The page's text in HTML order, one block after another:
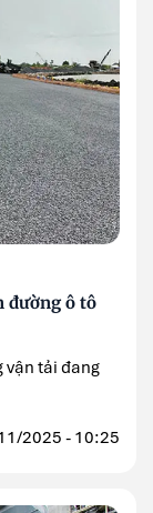
đường ô tô
vận tải đang
2025 - 10:25